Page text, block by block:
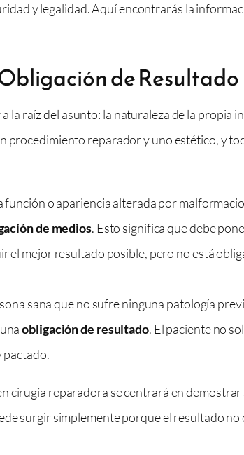
y legalidad. Aquí encontrarás la
de Resultado
la raíz del asunto: la naturaleza de la propia
procedimiento reparador y uno estético, y
función o apariencia alterada por
de medios. Esto significa que debe
el mejor resultado posible, pero no está
sana que no sufre ninguna patología
obligación de resultado. El paciente no
pactado.
cirugía reparadora se centrará en demostrar
surgir simplemente porque el resultado no